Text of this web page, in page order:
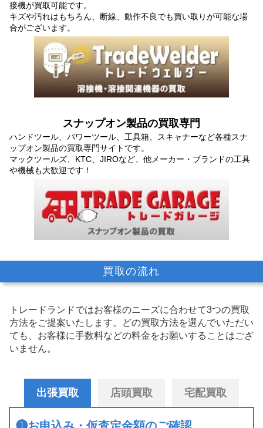
接機が買取可能です。
キズや汚れはもちろん、断線、動作不良でも買い取りが可能な場
合がございます。
スナップオン製品の買取専門
ハンドツール、パワーツール、工具箱、スキャナーなど各種スナ
ップオン製品の買取専門サイトです。
マックツールズ、KTC、JIROなど、他メーカー・ブランドの工具
や機械も大歓迎です！
買取の流れ
トレードランドではお客様のニーズに合わせて3つの買取
方法をご提案いたします。
どの買取方法を選んでいただい
ても、お客様に手数料などの料金をお願いすることはござ
いません。
出張買取 店頭買取 宅配買取